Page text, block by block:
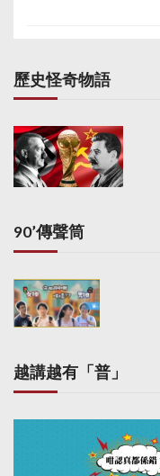
歷史怪奇物語
90’傳聲筒
越講越有「普」